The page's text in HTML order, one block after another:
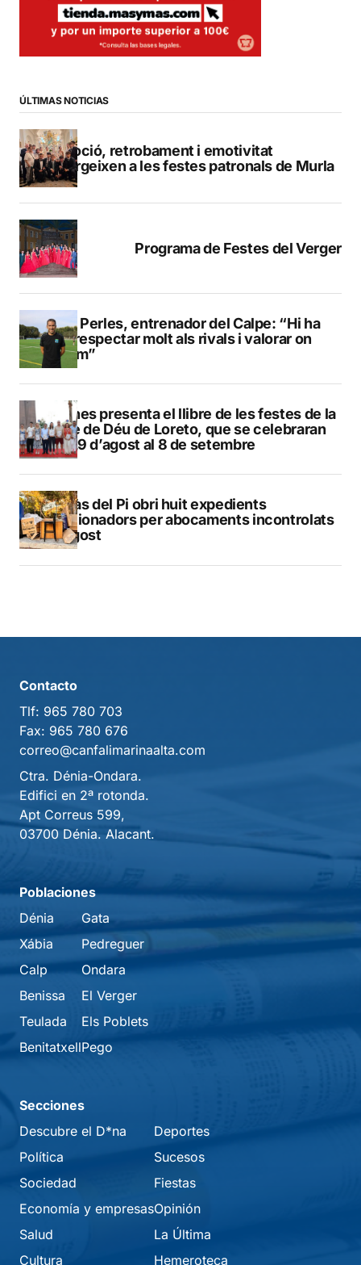
ÚLTIMAS NOTICIAS
Devoció, retrobament i emotivitat
emergeixen a les festes patronals de Murla
Programa de Festes del Verger
Pere Perles, entrenador del Calpe: “Hi ha
que respectar molt als rivals i valorar on
estem”
Duanes presenta el llibre de les festes de la
Mare de Déu de Loreto, que se celebraran
del 29 d’agost al 8 de setembre
L’Alfàs del Pi obri huit expedients
sancionadors per abocaments incontrolats
a l’agost
Contacto
Tlf: 965 780 703
Fax: 965 780 676
correo@canfalimarinaalta.com
Ctra. Dénia-Ondara.
Edifici en 2ª rotonda.
Apt Correus 599,
03700 Dénia. Alacant.
Poblaciones
Dénia
Xábia
Calp
Benissa
Teulada
Benitatxell
Gata
Pedreguer
Ondara
El Verger
Els Poblets
Pego
Secciones
Descubre el D*na
Política
Sociedad
Economía y empresas
Salud
Cultura
Deportes
Sucesos
Fiestas
Opinión
La Última
Hemeroteca